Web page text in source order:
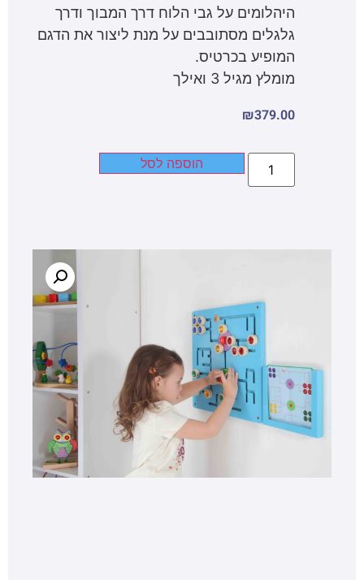
היהלומים על גבי הלוח דרך המבוך ודרך
גלגלים מסתובבים על מנת ליצור את הדגם
המופיע בכרטיס.
מומלץ מגיל 3 ואילך
₪379.00
הוספה לסל